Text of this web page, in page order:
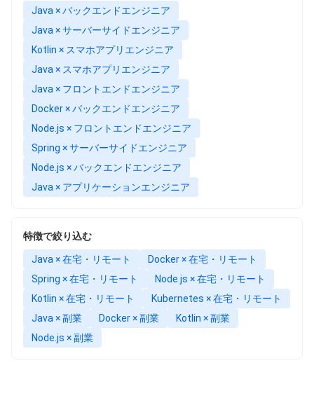
Java × バックエンドエンジニア
Java × サーバーサイドエンジニア
Kotlin × スマホアプリエンジニア
Java × スマホアプリエンジニア
Java × フロントエンドエンジニア
Docker × バックエンドエンジニア
Node.js × フロントエンドエンジニア
Spring × サーバーサイドエンジニア
Node.js × バックエンドエンジニア
Java × アプリケーションエンジニア
特徴で絞り込む
Java × 在宅・リモート
Docker × 在宅・リモート
Spring × 在宅・リモート
Node.js × 在宅・リモート
Kotlin × 在宅・リモート
Kubernetes × 在宅・リモート
Java × 副業
Docker × 副業
Kotlin × 副業
Node.js × 副業